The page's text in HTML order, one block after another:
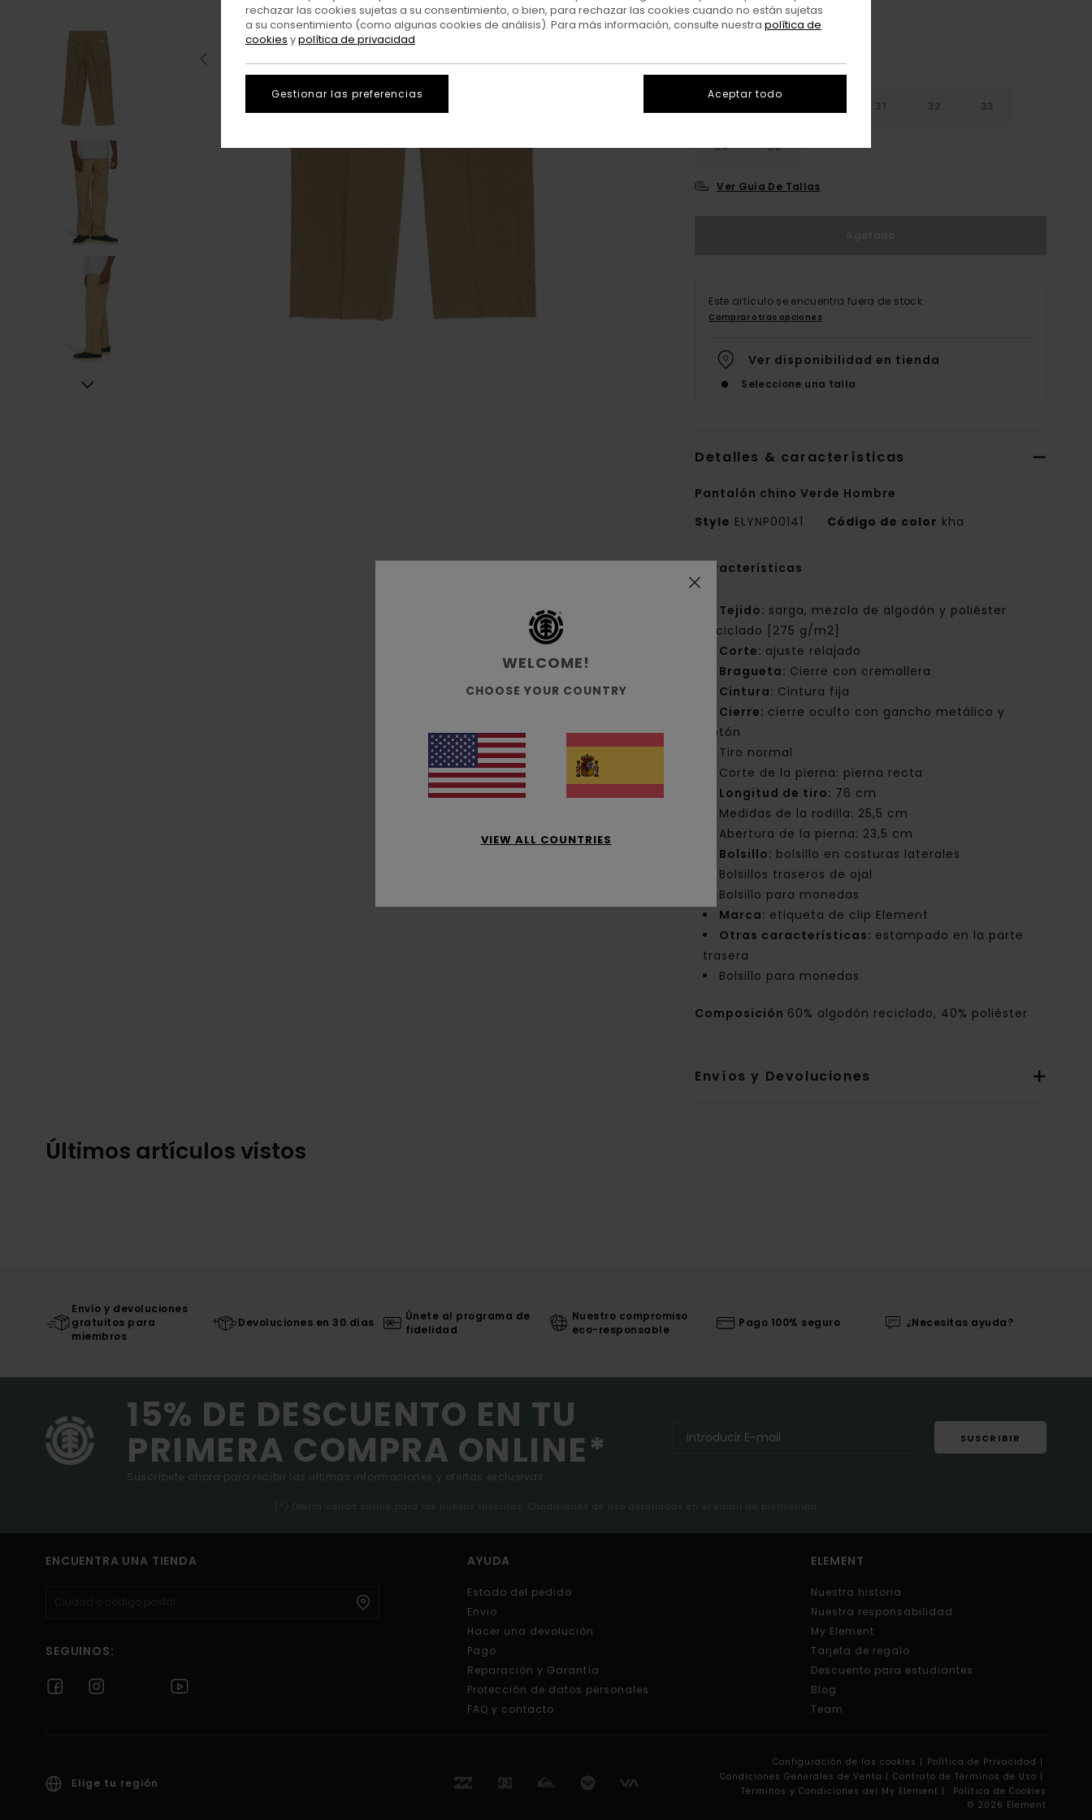
31 32 33
34 36
Ver Guía De Tallas
Este artículo se encuentra fuera de stock.
Comprar otras opciones
Ver disponibilidad en tienda
Seleccione una talla
Detalles & características
Pantalón chino Verde Hombre
Style ELYNP00141 Código de color kha
Características
Tejido: sarga, mezcla de algodón y poliéster
reciclado [275 g/m2]
Corte: ajuste relajado
Bragueta: Cierre con cremallera
Cintura: Cintura fija
Cierre: cierre oculto con gancho metálico y
botón
Tiro normal
Corte de la pierna: pierna recta
Longitud de tiro: 76 cm
Medidas de la rodilla: 25,5 cm
Abertura de la pierna: 23,5 cm
Bolsillo: bolsillo en costuras laterales
Bolsillos traseros de ojal
Bolsillo para monedas
Marca: etiqueta de clip Element
Otras características: estampado en la parte
trasera
Bolsillo para monedas
Composición 60% algodón reciclado, 40% poliéster
Envíos y Devoluciones
Últimos artículos vistos
Envío y devoluciones
gratuitos para
miembros
Devoluciones en 30 días
Únete al programa de
fidelidad
Nuestro compromiso
eco-responsable
Pago 100% seguro ¿Necesitas ayuda?
15% DE DESCUENTO EN TU
PRIMERA COMPRA ONLINE*
Suscríbete ahora para recibir las ultimas informaciones y ofertas exclusivas.
SUSCRIBIR
(*) Oferta valida online para los nuevos inscritos. Condiciones de uso detalladas en el email de bienvenida
ENCUENTRA UNA TIENDA
SEGUINOS:
AYUDA
Estado del pedido
Envio
Hacer una devolución
Pago
Reparación y Garantía
Protección de datos personales
FAQ y contacto
ELEMENT
Nuestra historia
Nuestra responsabilidad
My Element
Tarjeta de regalo
Descuento para estudiantes
Blog
Team
Elige tu región
Configuración de las cookies | Política de Privacidad |
Condiciones Generales de Venta | Contrato de Términos de Uso |
Términos y Condiciones del My Element |
Política de Cookies
© 2026 Element
WELCOME!
CHOOSE YOUR COUNTRY
VIEW ALL COUNTRIES
rechazar las cookies sujetas a su consentimiento, o bien, para rechazar las cookies cuando no están sujetas
a su consentimiento (como algunas cookies de análisis). Para más información, consulte nuestra política de
cookies ypolítica de privacidad
Gestionar las preferencias Aceptar todo